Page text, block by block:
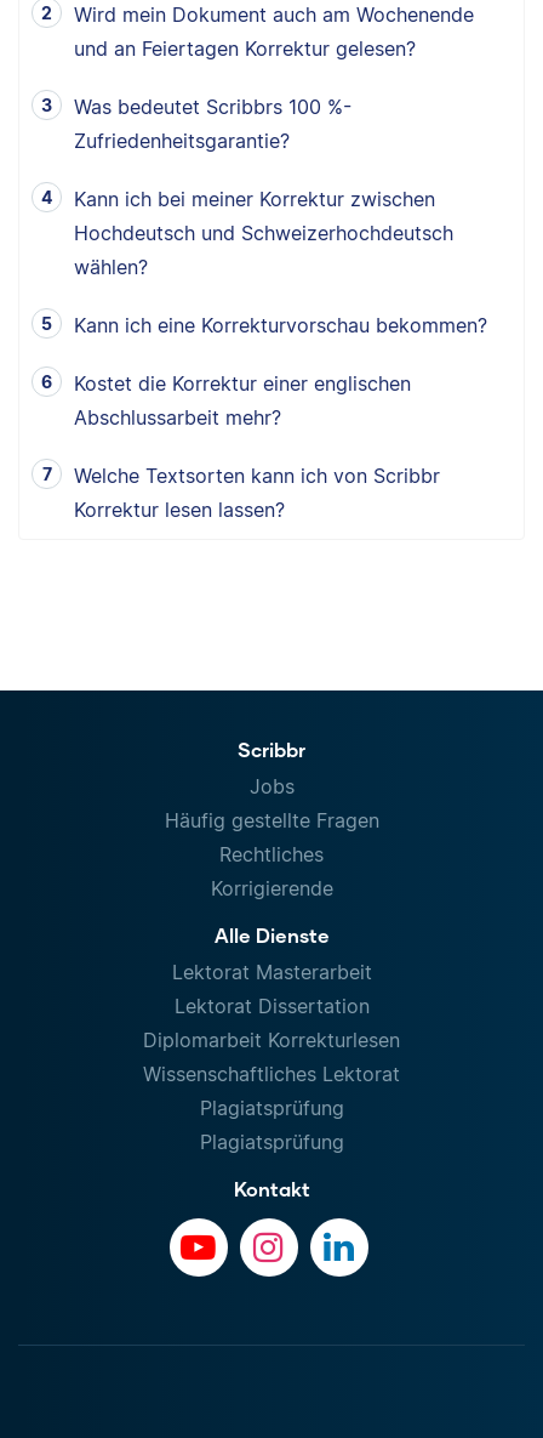
Wird mein Dokument auch am Wochenende
und an Feiertagen Korrektur gelesen?
Was bedeutet Scribbrs 100 %-
Zufriedenheitsgarantie?
Kann ich bei meiner Korrektur zwischen
Hochdeutsch und Schweizerhochdeutsch
wählen?
Kann ich eine Korrekturvorschau bekommen?
Kostet die Korrektur einer englischen
Abschlussarbeit mehr?
Welche Textsorten kann ich von Scribbr
Korrektur lesen lassen?
Scribbr
Jobs
Häufig gestellte Fragen
Rechtliches
Korrigierende
Alle Dienste
Lektorat Masterarbeit
Lektorat Dissertation
Diplomarbeit Korrekturlesen
Wissenschaftliches Lektorat
Plagiatsprüfung
Plagiatsprüfung
Kontakt